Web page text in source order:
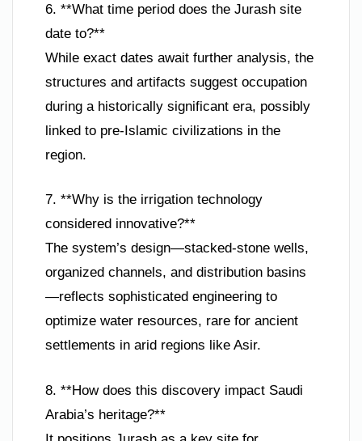
6. **What time period does the Jurash site
date to?**
While exact dates await further analysis, the
structures and artifacts suggest occupation
during a historically significant era, possibly
linked to pre-Islamic civilizations in the
region.
7. **Why is the irrigation technology
considered innovative?**
The system’s design—stacked-stone wells,
organized channels, and distribution basins
—reflects sophisticated engineering to
optimize water resources, rare for ancient
settlements in arid regions like Asir.
8. **How does this discovery impact Saudi
Arabia’s heritage?**